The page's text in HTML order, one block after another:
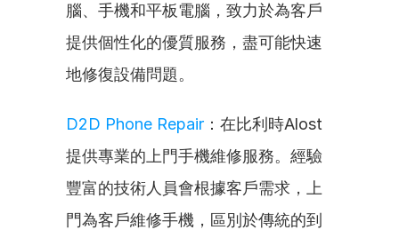
腦、手機和平板電腦，致力於為客戶
提供個性化的優質服務，盡可能快速
地修復設備問題。
D2D Phone Repair ：在比利時Alost
提供專業的上門手機維修服務。經驗
豐富的技術人員會根據客戶需求，上
門為客戶維修手機，區別於傳統的到